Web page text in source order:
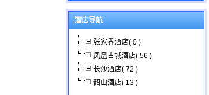
酒店导航
张家界酒店( 0 )
凤凰古城酒店( 56 )
长沙酒店( 72 )
韶山酒店( 13 )